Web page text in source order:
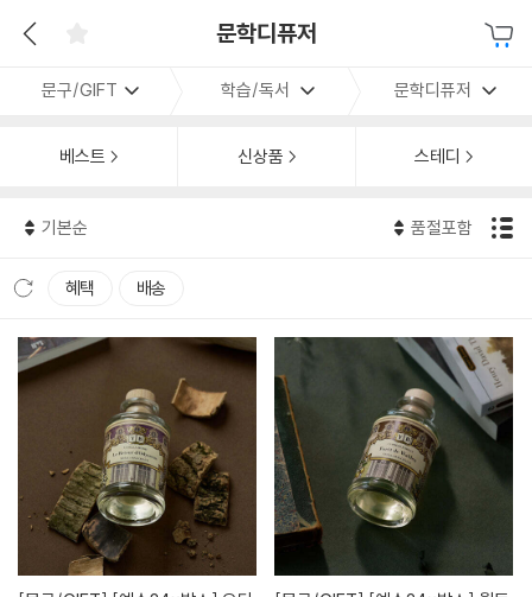
문학디퓨저
문구/GIFT 학습/독서 문학디퓨저
베스트 신상품 스테디
기본순 품절포함
혜택 배송